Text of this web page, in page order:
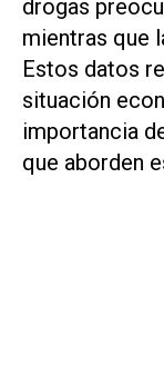
drogas
mientras que
Estos datos
situación
importancia
que aborden